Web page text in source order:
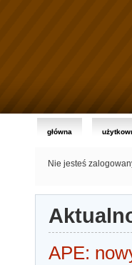
główna
Nie jesteś
APE: